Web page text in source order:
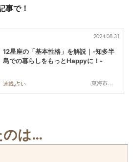
事で！
東海市,大府市,知多市,東浦町,阿久比町,半田市,常滑市,武豊町,美浜町,南知多町
2024.08.31
12星座の「基本性格」を解説｜-知多半
島での暮らしをもっとHappyに！-
連載,占い
のは…